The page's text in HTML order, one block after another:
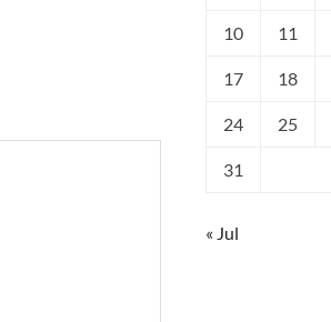
10 11
17 18
24 25
31
« Jul